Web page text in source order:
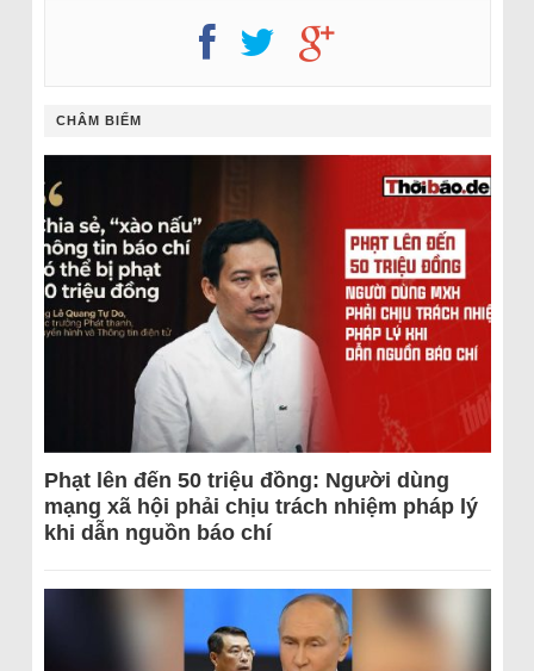
CHÂM BIẾM
Phạt lên đến 50 triệu đồng: Người dùng
mạng xã hội phải chịu trách nhiệm pháp lý
khi dẫn nguồn báo chí